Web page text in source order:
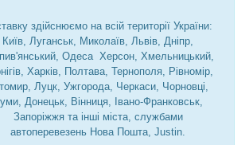
здійснюємо на всій території України:
Київ, Луганськ, Миколаїв, Львів, Дніпр,
Одеса Херсон, Хмельницький,
Харків, Полтава, Тернополя, Рівномір,
Луцк, Ужгорода, Черкаси, Чорновці,
Донецьк, Вінниця, Івано-Франковськ,
Запоріжжя та інші міста, службами
автоперевезень Нова Пошта, Justin.